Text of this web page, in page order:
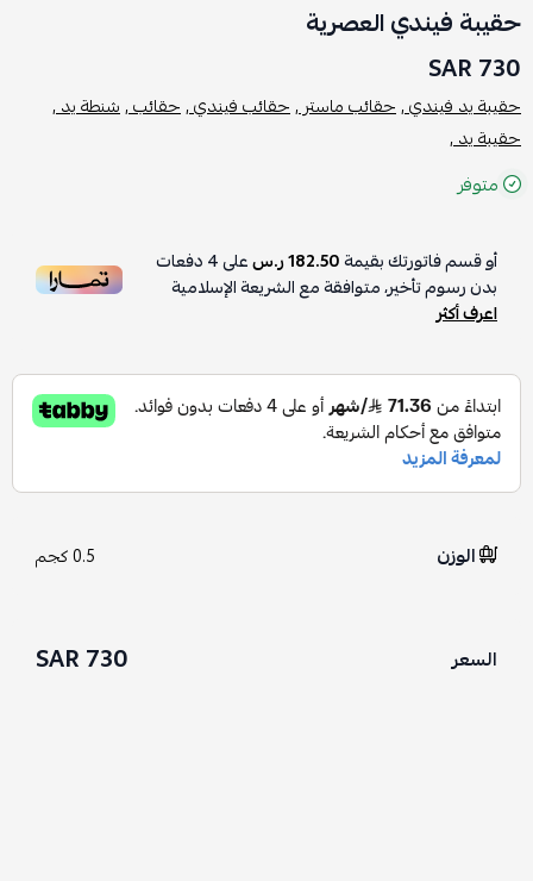
حقيبة فيندي العصرية
730 SAR
حقيبة يد فيندي ,حقائب ماستر ,حقائب فيندي ,حقائب ,شنطة يد ,
حقيبة يد ,
متوفر
أو قسم فاتورتك بقيمة182.50 ر.س على4دفعات
بدون رسوم تأخير، متوافقة مع الشريعة الإسلامية
اعرف أكثر
الوزن 0.5 كجم
السعر 730 SAR